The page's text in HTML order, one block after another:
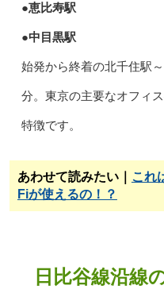
●恵比寿駅
●中目黒駅
始発から終着の北千住駅
分。 東京の主要なオフィ
特徴です。
あわせて読みたい｜ これ
Fiが使えるの！？
日比谷線沿線